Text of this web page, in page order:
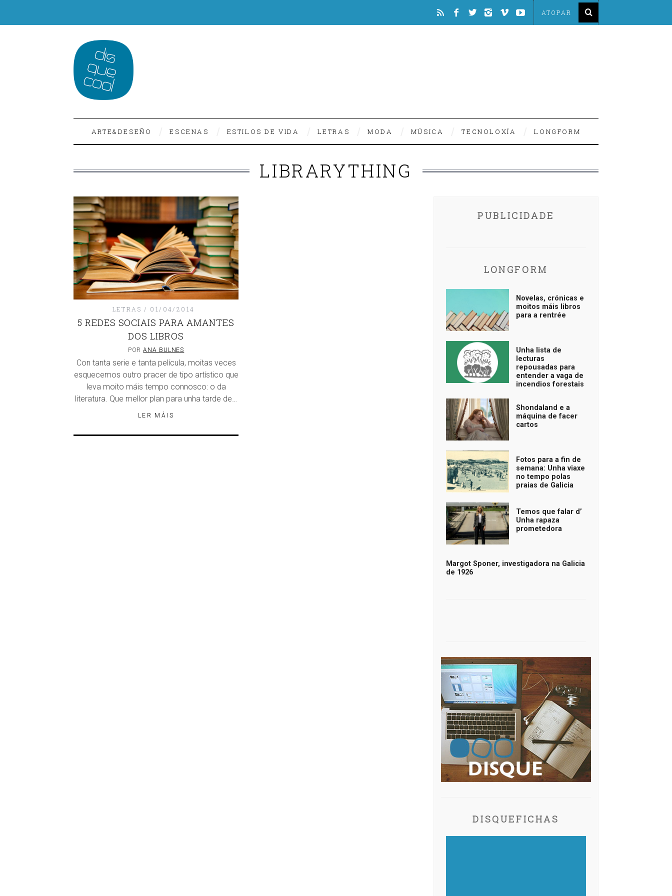
ARTE&DESEÑO ESCENAS ESTILOS DE VIDA LETRAS MODA MÚSICA TECNOLOXÍA LONGFORM
LIBRARYTHING
LETRAS 01/04/2014
5 REDES SOCIAIS PARA AMANTES
DOS LIBROS
PORANA BULNES
Con tanta serie e tanta película, moitas veces
esquecemos outro pracer de tipo artístico que
leva moito máis tempo connosco: o da
literatura. Que mellor plan para unha tarde de…
LER MÁIS
PUBLICIDADE
LONGFORM
Novelas, crónicas e
moitos máis libros
para a rentrée
Unha lista de
lecturas
repousadas para
entender a vaga de
incendios forestais
Shondaland e a
máquina de facer
cartos
Fotos para a fin de
semana: Unha viaxe
no tempo polas
praias de Galicia
Temos que falar d’
Unha rapaza
prometedora
Margot Sponer, investigadora na Galicia
de 1926
DISQUEFICHAS